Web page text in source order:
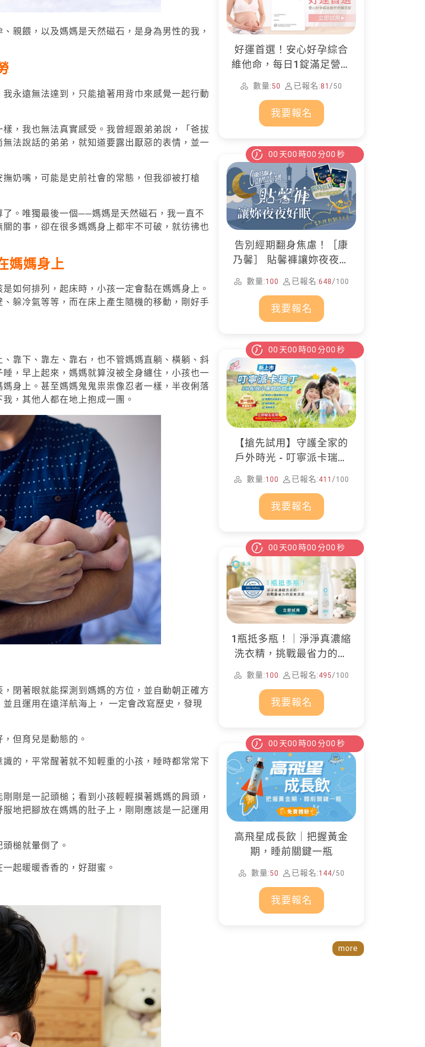
親餵，以及媽媽是天然磁石，是身為男性的我，
永遠無法達到，只能搶著用背巾來感覺一起行動
，我也無法真實感受。我曾經跟弟弟說，「爸拔
法說話的弟弟，就知道要露出厭惡的表情，並一
奶嘴，可能是史前社會的常態，但我卻被打槍
。唯獨最後一個──媽媽是天然磁石，我一直不
的事，卻在很多媽媽身上都牢不可破，就彷彿也
媽媽身上
如何排列，起床時，小孩一定會黏在媽媽身上。
躲冷氣等等，而在床上產生隨機的移動，剛好手
靠下、靠左、靠右，也不管媽媽直躺、橫躺、斜
，早上起來，媽媽就算沒被全身纏住，小孩也一
身上。甚至媽媽鬼鬼祟祟像忍者一樣，半夜俐落
，其他人都在地上抱成一團。
閉著眼就能探測到媽媽的方位，並自動朝正確方
且運用在遠洋航海上， 一定會改寫歷史，發現
但育兒是動態的。
的，平常醒著就不知輕重的小孩，睡時都常常下
剛是一記頭槌；看到小孩輕輕摸著媽媽的肩頭，
地把腳放在媽媽的肚子上，剛剛應該是一記運用
槌就暈倒了。
起暖暖香香的，好甜蜜。
好運首選！安心好孕綜合
維他命，每日1錠滿足營養
所需
數量:50 已報名:81 /50
我要報名
00 天00 時00 分00 秒
告別經期翻身焦慮！［康
乃馨］ 貼馨褲讓妳夜夜好
數量:100 已報名:648/100
我要報名
00 天00 時00 分00 秒
【搶先試用】守護全家的
戶外時光 - 叮寧派卡瑞丁
防蚊液
數量:100 已報名:411 /100
我要報名
00 天00 時00 分00 秒
1瓶抵多瓶！｜淨淨真濃縮
洗衣精，挑戰最省力的居
家清潔
數量:100 已報名:495/100
我要報名
00 天00 時00 分00 秒
高飛星成長飲｜把握黃金
期，睡前關鍵一瓶
數量:50 已報名:144/50
我要報名
more